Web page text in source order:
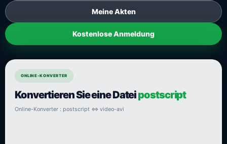
Meine Akten
Kostenlose Anmeldung
ONLINE-KONVERTER
Konvertieren Sie eine Dateipostscript
Online-Konverter : postscript ⇔ video-avi